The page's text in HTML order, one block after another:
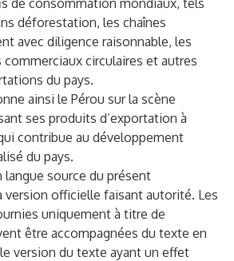
de consommation mondiaux, tels
déforestation, les chaînes
avec diligence raisonnable, les
circulaires et autres
du pays.
ainsi le Pérou sur la scène
ses produits d’exportation à
contribue au développement
du pays.
langue source du présent
version officielle faisant autorité. Les
uniquement à titre de
être accompagnées du texte en
version du texte ayant un effet